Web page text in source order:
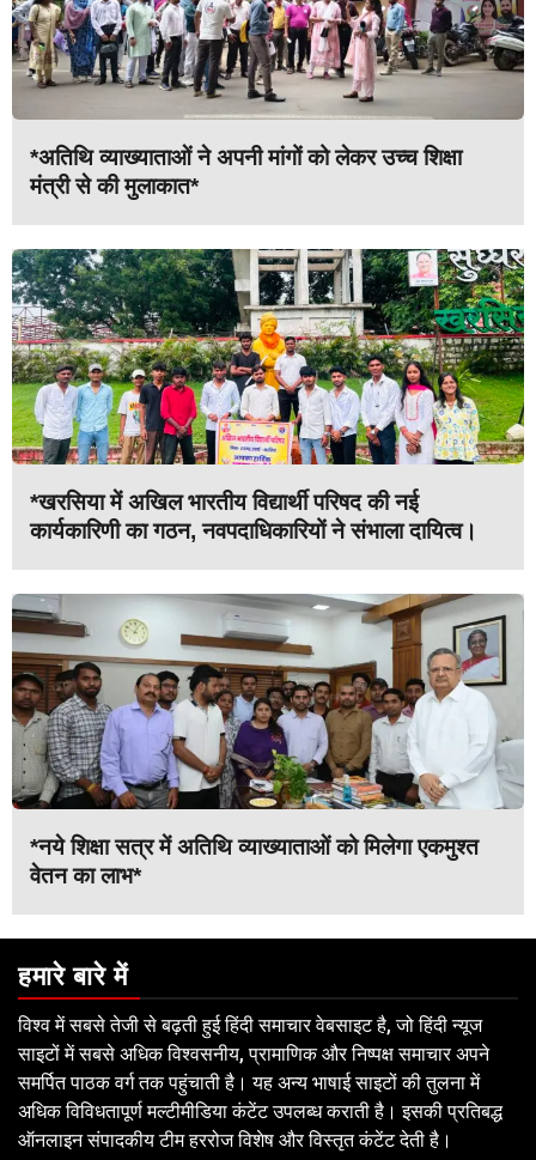
*अतिथि व्याख्याताओं ने अपनी मांगों को लेकर उच्च शिक्षा
मंत्री से की मुलाकात*
*खरसिया में अखिल भारतीय विद्यार्थी परिषद की नई
कार्यकारिणी का गठन, नवपदाधिकारियों ने संभाला दायित्व।
*नये शिक्षा सत्र में अतिथि व्याख्याताओं को मिलेगा एकमुश्त
वेतन का लाभ*
हमारे बारे में
विश्व में सबसे तेजी से बढ़ती हुई हिंदी समाचार वेबसाइट है, जो हिंदी न्यूज
साइटों में सबसे अधिक विश्वसनीय, प्रामाणिक और निष्पक्ष समाचार अपने
समर्पित पाठक वर्ग तक पहुंचाती है। यह अन्य भाषाई साइटों की तुलना में
अधिक विविधतापूर्ण मल्टीमीडिया कंटेंट उपलब्ध कराती है। इसकी प्रतिबद्ध
ऑनलाइन संपादकीय टीम हररोज विशेष और विस्तृत कंटेंट देती है।